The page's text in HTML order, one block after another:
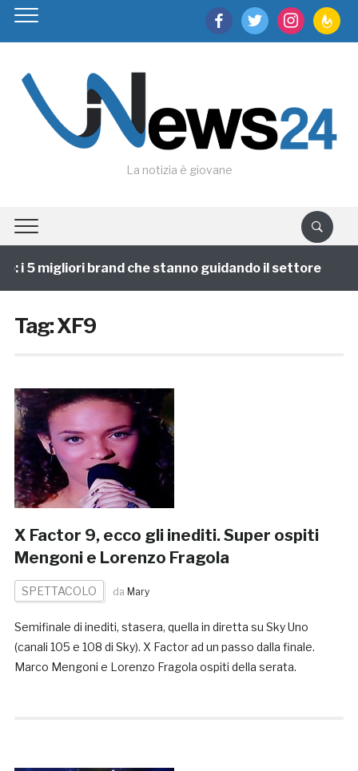
facebooktwitter instagram
La notizia è giovane
i 5 migliori brand che stanno guidando il settore
Tag:XF9
X Factor 9, ecco gli inediti. Super ospiti
Mengoni e Lorenzo Fragola
SPETTACOLO da Mary
Semifinale di inediti, stasera, quella in diretta su Sky Uno
(canali 105 e 108 di Sky). X Factor ad un passo dalla finale.
Marco Mengoni e Lorenzo Fragola ospiti della serata.